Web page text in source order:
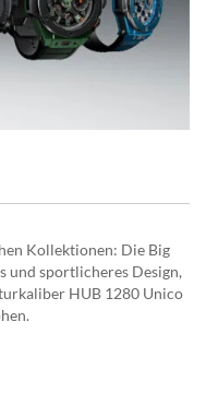
Kollektionen: Die Big
und sportlicheres Design,
HUB 1280 Unico